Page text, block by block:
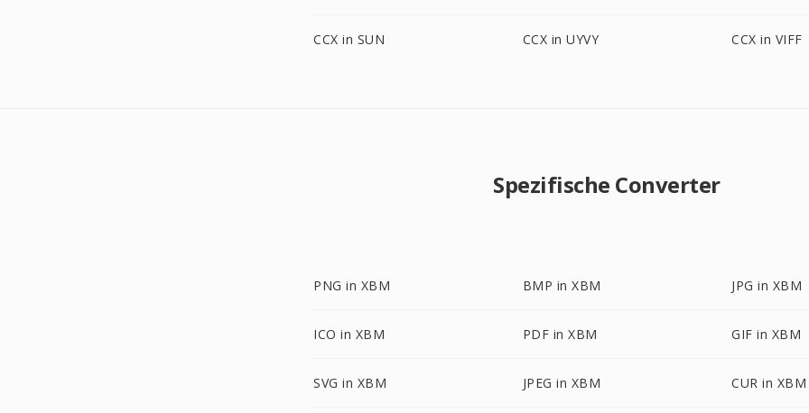
CCX in SUN CCX in UYVY CCX in VIFF
Spezifische Converter
PNG in XBM BMP in XBM JPG in XBM
ICO in XBM PDF in XBM GIF in XBM
SVG in XBM JPEG in XBM CUR in XBM